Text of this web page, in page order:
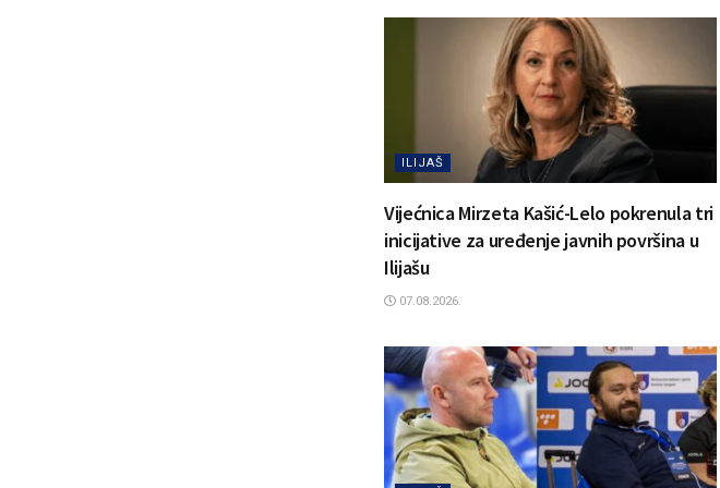
ILIJAŠ
Vijećnica Mirzeta Kašić-Lelo pokrenula tri
inicijative za uređenje javnih površina u
Ilijašu
07.08.2026.